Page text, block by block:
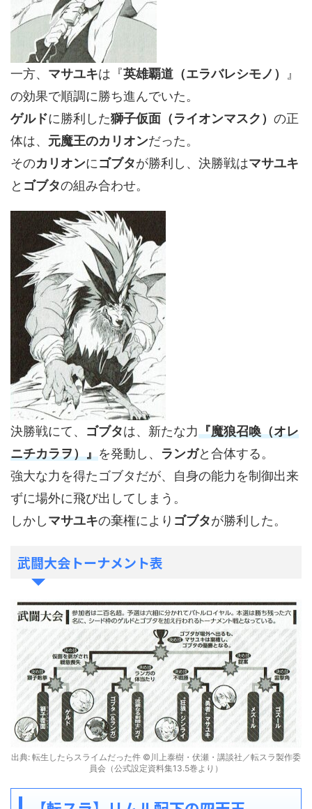
一方、 マサユキは『英雄覇道（エラバレシモノ）
』
の効果で順調に勝ち進んでいた。
ゲルドに勝利した獅子仮面（ライオンマスク） の正
体は、 元魔王のカリオンだった。
そのカリオンにゴブタが勝利し、決勝戦はマサユキ
と ゴブタの組み合わせ。
決勝戦にて、 ゴブタは、新たな力『魔狼召喚（オレ
ニチカラヲ）』を発動し、 ランガと合体する。
強大な力を得たゴブタだが、自身の能力を制御出来
ずに場外に飛び出してしまう。
しかしマサユキの棄権により ゴブタが勝利した。
武闘大会トーナメント表
出典: 転生したらスライムだった件 ©川上泰樹・伏瀬・講談社／転スラ製作委
員会（公式設定資料集13.5巻より）